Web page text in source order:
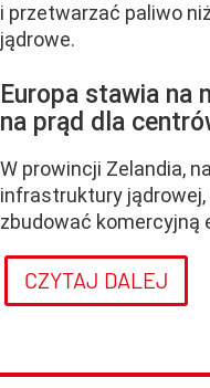
i przetwarzać paliwo
jądrowe.
Europa stawia na
na prąd dla
W prowincji Zelandia,
infrastruktury jądrowej,
zbudować komercyjną
CZYTAJ DALEJ